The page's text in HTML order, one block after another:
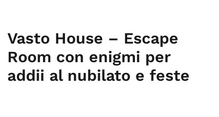
Vasto House – Escape
Room con enigmi per
addii al nubilato e feste